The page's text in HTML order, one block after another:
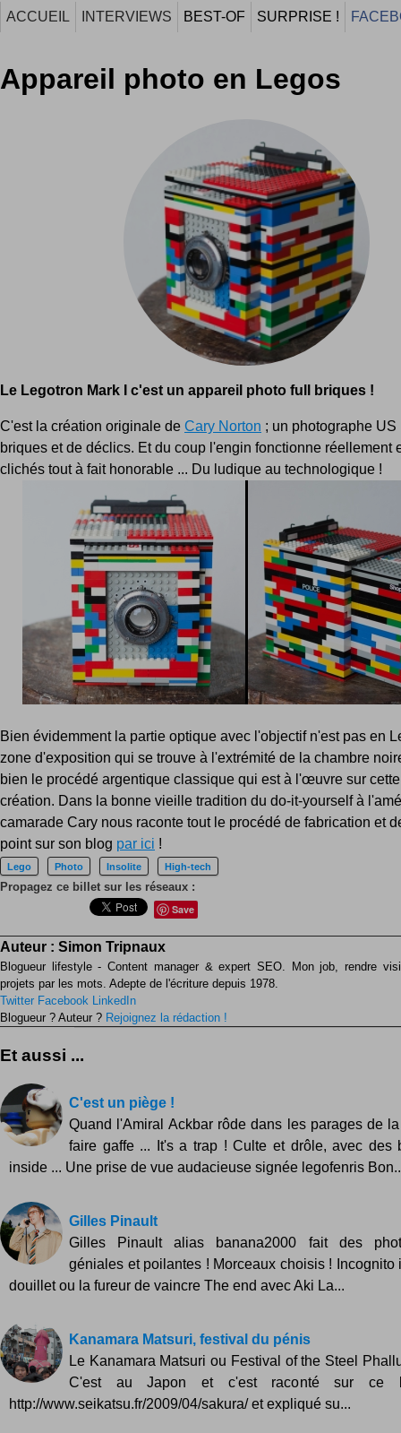
ACCUEIL INTERVIEWS BEST-OF SURPRISE !
Appareil photo en Legos
Le Legotron Mark I c'est un appareil photo full briques !
C'est la création originale de Cary Norton ; un photographe
briques et de déclics. Et du coup l'engin fonctionne réellement
clichés tout à fait honorable ... Du ludique au technologique !
Bien évidemment la partie optique avec l'objectif n'est pas en
zone d'exposition qui se trouve à l'extrémité de la chambre
bien le procédé argentique classique qui est à l'œuvre sur
création. Dans la bonne vieille tradition du do-it-yourself à
camarade Cary nous raconte tout le procédé de fabrication et
point sur son blog par ici !
Lego Photo Insolite High-tech
Propagez ce billet sur les réseaux :
Save
Auteur : Simon Tripnaux
Blogueur lifestyle - Content manager & expert SEO. Mon job, rendre
projets par les mots. Adepte de l'écriture depuis 1978.
Twitter Facebook LinkedIn
Blogueur ? Auteur ? Rejoignez la rédaction !
Et aussi ...
C'est un piège !
Quand l'Amiral Ackbar rôde dans les parages de
faire gaffe ... It's a trap ! Culte et drôle, avec des
inside ... Une prise de vue audacieuse signée legofenris
Gilles Pinault
Gilles Pinault alias banana2000 fait des
géniales et poilantes ! Morceaux choisis ! Incognito
douillet ou la fureur de vaincre The end avec Aki La...
Kanamara Matsuri, festival du pénis
Le Kanamara Matsuri ou Festival of the Steel
C'est au Japon et c'est raconté sur ce
http://www.seikatsu.fr/2009/04/sakura/ et expliqué su...